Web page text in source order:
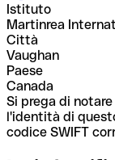
Istituto
Martinrea
Città
Vaughan
Paese
Canada
Si prega di
l'identità di
codice SWIFT